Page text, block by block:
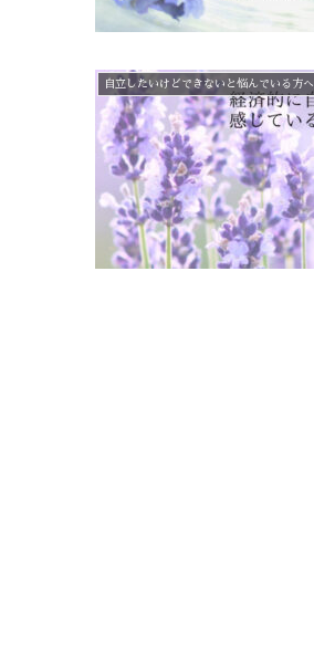
自立したいけどできないと悩んでいる方へ